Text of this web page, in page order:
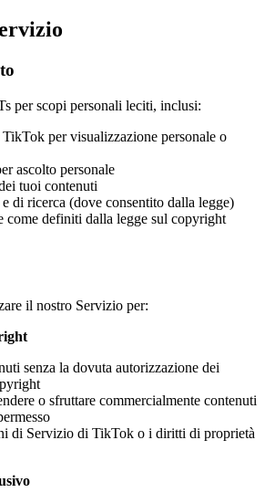
per scopi personali leciti, inclusi:
per visualizzazione personale o
ascolto personale
tuoi contenuti
di ricerca (dove consentito dalla legge)
come definiti dalla legge sul copyright
il nostro Servizio per:
senza la dovuta autorizzazione dei
o sfruttare commercialmente contenuti
di Servizio di TikTok o i diritti di proprietà